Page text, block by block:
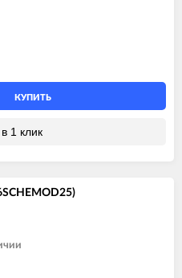
КУПИТЬ
1 клик